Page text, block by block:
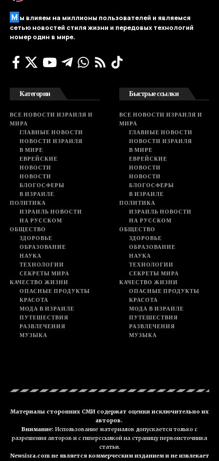
М ы влияем на миллионы пользователей и являемся
сетью новостей стиля жизни и передовых технологий
номер один в мире.
Категории
ВСЕ НОВОСТИ ИЗРАИЛЯ И
МИРА
ГЛАВНЫЕ НОВОСТИ
НОВОСТИ ИЗРАИЛЯ
В МИРЕ
ЕВРЕЙСКИЕ
НОВОСТИ
НОВОСТИ
БЛОГОСФЕРЫ
В ИЗРАИЛЕ
ПОЛИТИКА
ИЗРАИЛЬ НОВОСТИ
НА РУССКОМ
ОБЩЕСТВО
ЗДОРОВЬЕ
ОБРАЗОВАНИЕ
НАУКА
ТЕХНОЛОГИИ
СЕКРЕТЫ МИРА
КАЧЕСТВО ЖИЗНИ
ОПАСНЫЕ ПРОДУКТЫ
КРАСОТА
МОДА В ИЗРАИЛЕ
ПУТЕШЕСТВИЯ
РАЗВЛЕЧЕНИЯ
МУЗЫКА
Быстрые ссылки
ВСЕ НОВОСТИ ИЗРАИЛЯ И
МИРА
ГЛАВНЫЕ НОВОСТИ
НОВОСТИ ИЗРАИЛЯ
В МИРЕ
ЕВРЕЙСКИЕ
НОВОСТИ
НОВОСТИ
БЛОГОСФЕРЫ
В ИЗРАИЛЕ
ПОЛИТИКА
ИЗРАИЛЬ НОВОСТИ
НА РУССКОМ
ОБЩЕСТВО
ЗДОРОВЬЕ
ОБРАЗОВАНИЕ
НАУКА
ТЕХНОЛОГИИ
СЕКРЕТЫ МИРА
КАЧЕСТВО ЖИЗНИ
ОПАСНЫЕ ПРОДУКТЫ
КРАСОТА
МОДА В ИЗРАИЛЕ
ПУТЕШЕСТВИЯ
РАЗВЛЕЧЕНИЯ
МУЗЫКА
Материалы сторонних СМИ содержат оценки исключительно их
авторов.
Внимание: Использование материалов допускается только с
разрешения авторов и с гиперссылкой на страницу первоисточника
статьи.
Newsisra.com не является коммерческим изданием и не извлекает